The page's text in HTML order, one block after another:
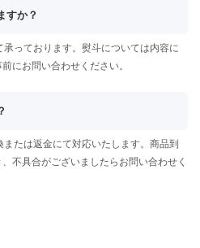
すか？
っております。熨斗については内容に
にお問い合わせください。
たは返金にて対応いたします。商品到
不具合がございましたらお問い合わせく